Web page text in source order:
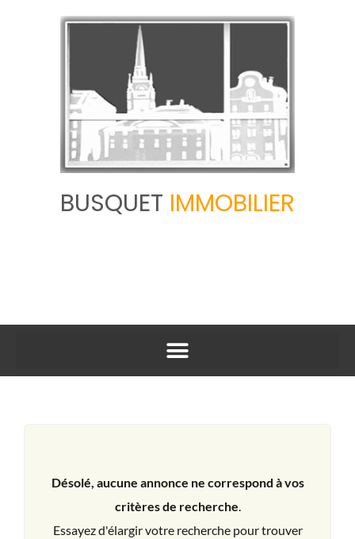
BUSQUET IMMOBILIER
Désolé, aucune annonce ne correspond à vos
critères de recherche.
Essayez d'élargir votre recherche pour trouver